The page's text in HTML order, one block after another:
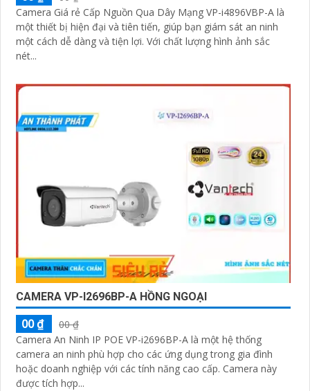
Camera Giá rẻ Cấp Nguồn Qua Dây Mạng VP-i4896VBP-A là
một thiết bị hiện đại và tiên tiến, giúp bạn giám sát an ninh
một cách dễ dàng và tiện lợi. Với chất lượng hình ảnh sắc
nét...
CAMERA VP-I2696BP-A HỒNG NGOẠI
00 ₫
00 ₫
Camera An Ninh IP POE VP-i2696BP-A là một hệ thống
camera an ninh phù hợp cho các ứng dụng trong gia đình
hoặc doanh nghiệp với các tính năng cao cấp. Camera này
được tích hợp...